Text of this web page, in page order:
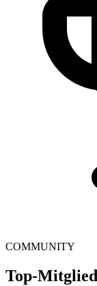
COMMUNITY
Top-